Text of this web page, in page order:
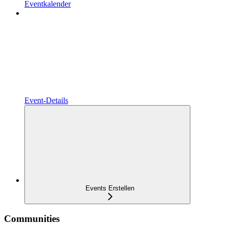
Eventkalender
Event-Details
Events Erstellen
Communities